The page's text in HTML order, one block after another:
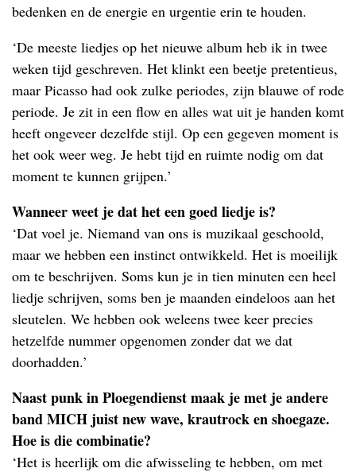
bedenken en de energie en urgentie erin te houden.
‘De meeste liedjes op het nieuwe album heb ik in twee
weken tijd geschreven. Het klinkt een beetje pretentieus,
maar Picasso had ook zulke periodes, zijn blauwe of rode
periode. Je zit in een flow en alles wat uit je handen komt
heeft ongeveer dezelfde stijl. Op een gegeven moment is
het ook weer weg. Je hebt tijd en ruimte nodig om dat
moment te kunnen grijpen.’
Wanneer weet je dat het een goed liedje is?
‘Dat voel je. Niemand van ons is muzikaal geschoold,
maar we hebben een instinct ontwikkeld. Het is moeilijk
om te beschrijven. Soms kun je in tien minuten een heel
liedje schrijven, soms ben je maanden eindeloos aan het
sleutelen. We hebben ook weleens twee keer precies
hetzelfde nummer opgenomen zonder dat we dat
doorhadden.’
Naast punk in Ploegendienst maak je met je andere
band MICH juist new wave, krautrock en shoegaze.
Hoe is die combinatie?
‘Het is heerlijk om die afwisseling te hebben, om met